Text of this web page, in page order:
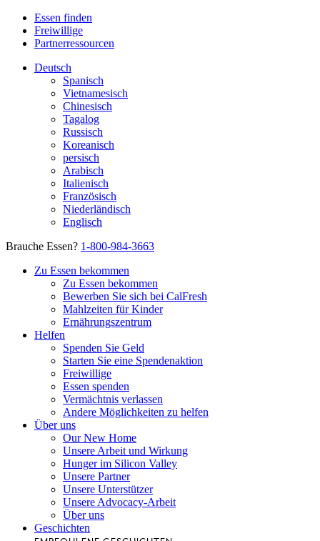
Essen finden
Freiwillige
Partnerressourcen
Deutsch
Spanisch
Vietnamesisch
Chinesisch
Tagalog
Russisch
Koreanisch
persisch
Arabisch
Italienisch
Französisch
Niederländisch
Englisch
Brauche Essen? 1-800-984-3663
Zu Essen bekommen
Zu Essen bekommen
Bewerben Sie sich bei CalFresh
Mahlzeiten für Kinder
Ernährungszentrum
Helfen
Spenden Sie Geld
Starten Sie eine Spendenaktion
Freiwillige
Essen spenden
Vermächtnis verlassen
Andere Möglichkeiten zu helfen
Über uns
Our New Home
Unsere Arbeit und Wirkung
Hunger im Silicon Valley
Unsere Partner
Unsere Unterstützer
Unsere Advocacy-Arbeit
Über uns
Geschichten